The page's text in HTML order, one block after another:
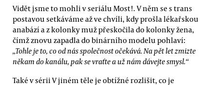
Vidět jsme to mohli v seriálu Most!. V něm se s trans
postavou setkáváme až ve chvíli, kdy prošla lékařskou
anabází a z kolonky muž přeskočila do kolonky žena,
čímž znovu zapadla do binárního modelu pohlaví:
„Tohle je to, co od nás společnost očekává. Na pět let zmizte
někam do kanálu, pak se vraťte a už nám dávejte smysl.“
Také v sérii V jiném těle je obtížné rozlišit, co je